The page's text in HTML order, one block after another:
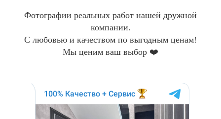
Фотографии реальных работ нашей дружной
компании.
С любовью и качеством по выгодным ценам!
Мы ценим ваш выбор ❤️